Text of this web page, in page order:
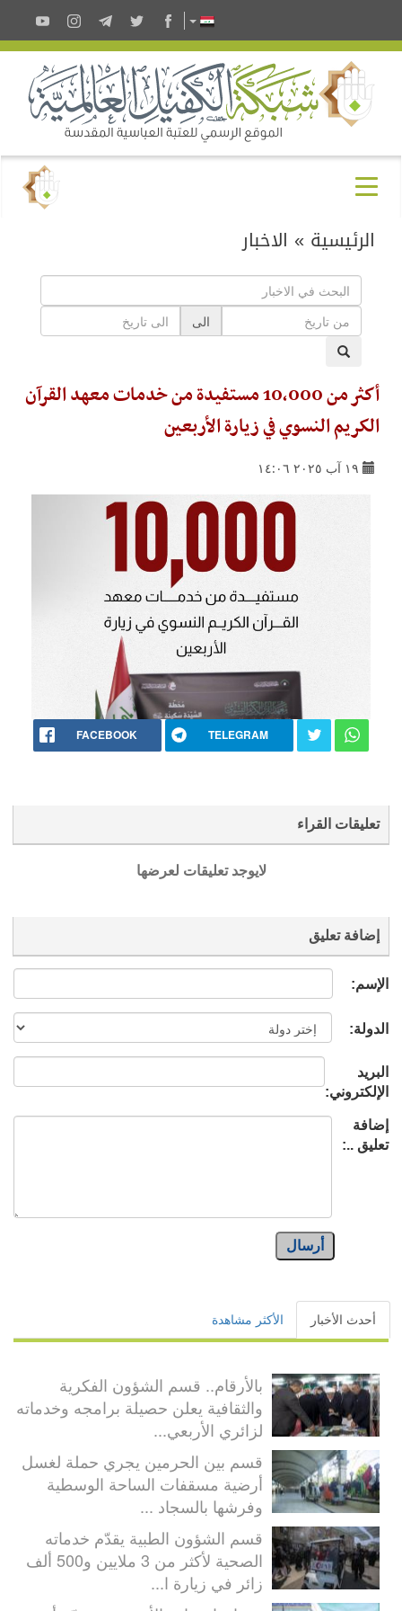
الرئيسية » الاخبار
الى
أكثر من 10,000 مستفيدة من خدمات معهد القرآن
الكريم النسوي في زيارة الأربعين
١٩ آب ٢٠٢٥ ١٤:٠٦
FACEBOOK TELEGRAM
تعليقات القراء
لايوجد تعليقات لعرضها
إضافة تعليق
الإسم:
الدولة:
البريد
الإلكتروني:
إضافة
تعليق ..:
أرسال
أحدث الأخبار الأكثر مشاهدة
بالأرقام.. قسم الشؤون الفكرية
والثقافية يعلن حصيلة برامجه وخدماته
لزائري الأربعي...
قسم بين الحرمين يجري حملة لغسل
أرضية مسقفات الساحة الوسطية
وفرشها بالسجاد ...
قسم الشؤون الطبية يقدّم خدماته
الصحية لأكثر من 3 ملايين و500 ألف
زائر في زيارة ا...